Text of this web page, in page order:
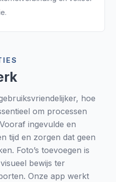
hoe
om processen
ingevulde en
tijd en zorgen dat geen
Foto’s toevoegen is
bewijs ter
Onze app werkt